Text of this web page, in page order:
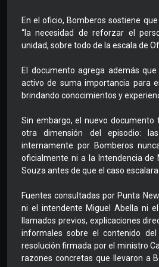
En el oficio, Bomberos sostiene
“la necesidad de reforzar el
unidad, sobre todo de la escala de
El documento agrega además
activo de suma importancia para
brindando conocimientos y
Sin embargo, el nuevo documento
otra dimensión del episodio:
internamente por Bomberos
oficialmente ni a la Intendencia de
Souza antes de que el caso
Fuentes consultadas por Punta
ni el intendente Miguel Abella ni
llamados previos, explicaciones
informales sobre el contenido
resolución firmada por el ministro
razones concretas que llevaron a